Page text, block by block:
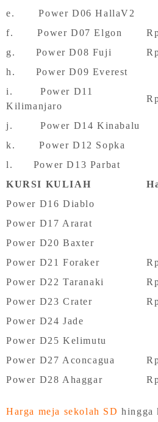
e. Power D06 HallaV2
f. Power D07 Elgon
g. Power D08 Fuji
h. Power D09 Everest
i. Power D11
Kilimanjaro
j. Power D14 Kinabalu
k. Power D12 Sopka
l. Power D13 Parbat
KURSI KULIAH
Power D16 Diablo
Power D17 Ararat
Power D20 Baxter
Power D21 Foraker
Power D22 Taranaki
Power D23 Crater
Power D24 Jade
Power D25 Kelimutu
Power D27 Aconcagua
Power D28 Ahaggar
Harga meja sekolah SD hingga